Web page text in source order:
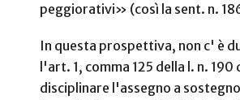
peggiorativi» (così la sent. n.
In questa prospettiva, non c' è
l'art. 1, comma 125 della l. n. 190
disciplinare l'assegno a